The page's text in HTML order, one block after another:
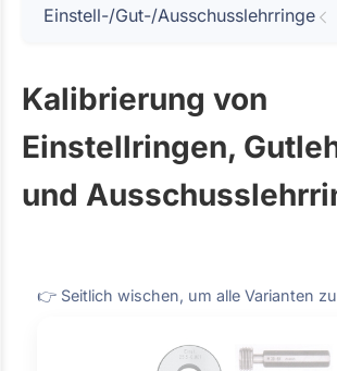
Einstell-/Gut-/Ausschusslehrringe
Kalibrierung von
Einstellringen,
und
👉 Seitlich wischen, um alle Varianten